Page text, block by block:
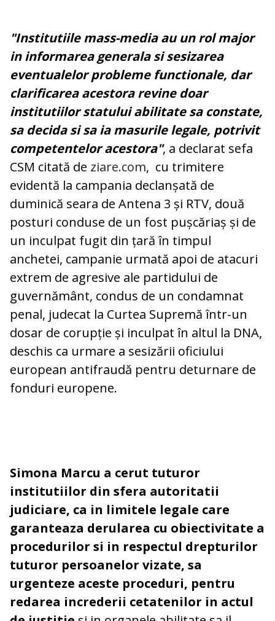
"Institutiile mass-media au un rol major
in informarea generala si sesizarea
eventualelor probleme functionale, dar
clarificarea acestora revine doar
institutiilor statului abilitate sa constate,
sa decida si sa ia masurile legale, potrivit
competentelor acestora", a declarat sefa
CSM citată de ziare.com, cu trimitere
evidentă la campania declanșată de
duminică seara de Antena 3 și RTV, două
posturi conduse de un fost pușcăriaș și de
un inculpat fugit din țară în timpul
anchetei, campanie urmată apoi de atacuri
extrem de agresive ale partidului de
guvernământ, condus de un condamnat
penal, judecat la Curtea Supremă într-un
dosar de corupție și inculpat în altul la DNA,
deschis ca urmare a sesizării oficiului
european antifraudă pentru deturnare de
fonduri europene.
Simona Marcu a cerut tuturor
institutiilor din sfera autoritatii
judiciare, ca in limitele legale care
garanteaza derularea cu obiectivitate a
procedurilor si in respectul drepturilor
tuturor persoanelor vizate, sa
urgenteze aceste proceduri, pentru
redarea increderii cetatenilor in actul